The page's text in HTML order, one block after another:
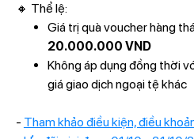
🔸 Thể lệ:
Giá trị quà voucher hàng
20.000.000 VND
Không áp dụng đồng thời
giá giao dịch ngoại tệ khác
- Tham khảo điều kiện, điều